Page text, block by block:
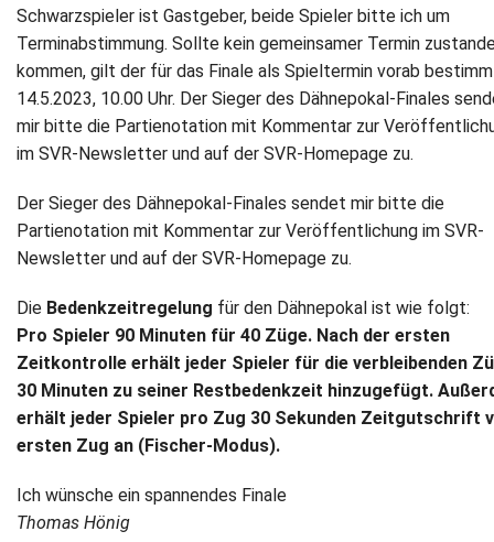
Schwarzspieler ist Gastgeber, beide Spieler bitte ich um
Terminabstimmung. Sollte kein gemeinsamer Termin
kommen, gilt der für das Finale als Spieltermin vorab
14.5.2023, 10.00 Uhr. Der Sieger des Dähnepokal-Finales
mir bitte die Partienotation mit Kommentar zur
im SVR-Newsletter und auf der SVR-Homepage zu.
Der Sieger des Dähnepokal-Finales sendet mir bitte die
Partienotation mit Kommentar zur Veröffentlichung im SVR-
Newsletter und auf der SVR-Homepage zu.
Die Bedenkzeitregelung für den Dähnepokal ist wie folgt:
Pro Spieler 90 Minuten für 40 Züge. Nach der ersten
Zeitkontrolle erhält jeder Spieler für die verbleibenden
30 Minuten zu seiner Restbedenkzeit hinzugefügt.
erhält jeder Spieler pro Zug 30 Sekunden Zeitgutschrift
ersten Zug an (Fischer-Modus).
Ich wünsche ein spannendes Finale
Thomas Hönig